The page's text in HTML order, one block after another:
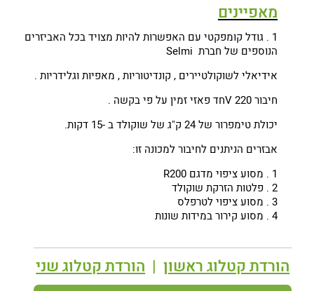
מאפיינים
1 . גודל קומפקטי עם האפשרות להיות מצויד בכל האביזרים
הנוספים של חברת Selmi
אידיאלי לשוקולטיירים , קונדיטוריות , מאפיות וגלידריות .
חיבור 220 Vחד פאזי זמין על פי בקשה .
יכולת טימפרור של 24 ק"ג של שוקולד ב -15 דקות.
אבזרים הניתנים לחיבור למכונה זו:
1 . מסוע ציפוי מדגם R200
2 . פלטות הזרקת שוקולד
3 . מסוע ציפוי לטרפלס
4 . מסוע קירור במידות שונות
הורדת קטלוג ראשון| הורדת קטלוג שני